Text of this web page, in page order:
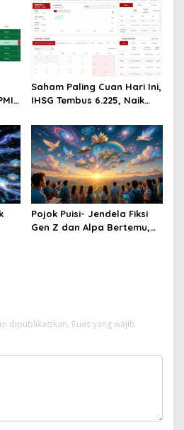
Saham Paling Cuan Hari Ini,
IHSG Tembus 6.225, Naik
Melonjak 3%, Saham DEWA
Pimpin Transaksi Rp300
Miliar
Pojok Puisi- Jendela Fiksi
Gen Z dan Alpa Bertemu,
dipublikasikan. Ruas yang wajib